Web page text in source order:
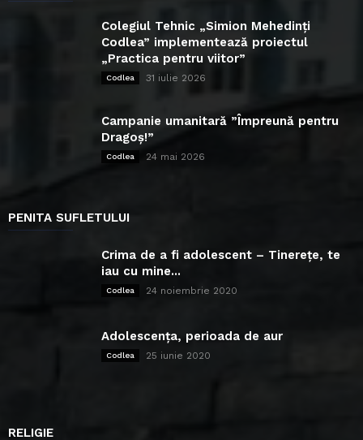
Colegiul Tehnic „Simion Mehedinți
Codlea” implementează proiectul
„Practica pentru viitor”
Codlea 31 iulie 2026
Campanie umanitară ”Împreună pentru
Dragoș!”
Codlea 24 mai 2026
PENITA SUFLETULUI
Crima de a fi adolescent – Tinerețe, te
iau cu mine...
Codlea 24 noiembrie 2020
Adolescența, perioada de aur
Codlea 25 iunie 2020
RELIGIE